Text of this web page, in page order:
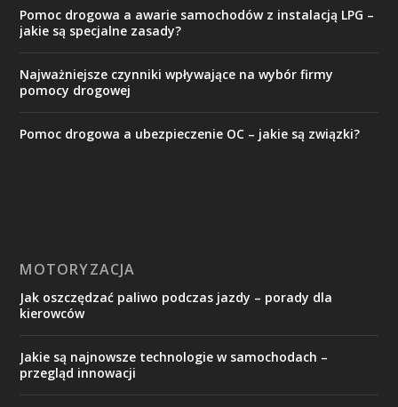
Pomoc drogowa a awarie samochodów z instalacją LPG –
jakie są specjalne zasady?
Najważniejsze czynniki wpływające na wybór firmy
pomocy drogowej
Pomoc drogowa a ubezpieczenie OC – jakie są związki?
MOTORYZACJA
Jak oszczędzać paliwo podczas jazdy – porady dla
kierowców
Jakie są najnowsze technologie w samochodach –
przegląd innowacji